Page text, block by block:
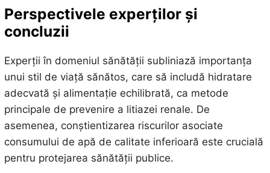
Perspectivele experților și
concluzii
Experții în domeniul sănătății subliniază importanța
unui stil de viață sănătos, care să includă hidratare
adecvată și alimentație echilibrată, ca metode
principale de prevenire a litiazei renale. De
asemenea, conștientizarea riscurilor asociate
consumului de apă de calitate inferioară este crucială
pentru protejarea sănătății publice.